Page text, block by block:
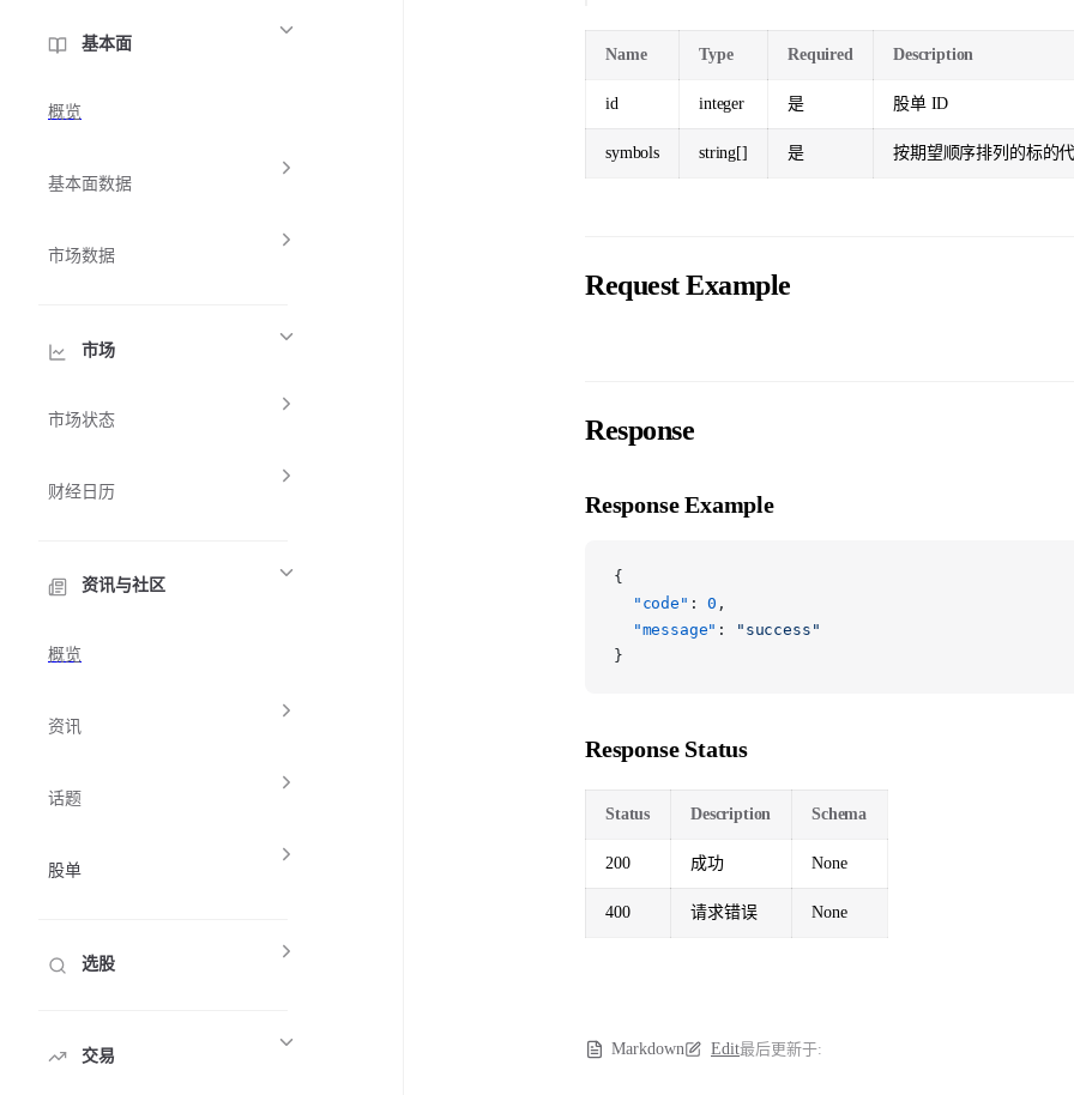
基本面
概览
基本面数据
市场数据
市场
市场状态
财经日历
资讯与社区
概览
资讯
话题
股单
选股
交易
Name Type Required Description
id integer 是 股单 ID
symbols string[] 是 按期望顺序排列的标的
Request Example
Response
Response Example
{
  "code"
: 0 ,
  "message"
:
"success"
}
Response Status
Status Description Schema
200 成功 None
400 请求错误 None
Markdown Edit最后更新于: